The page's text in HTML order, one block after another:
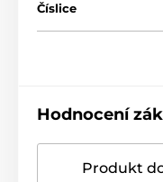
Číslice
Hodnocení
Produkt